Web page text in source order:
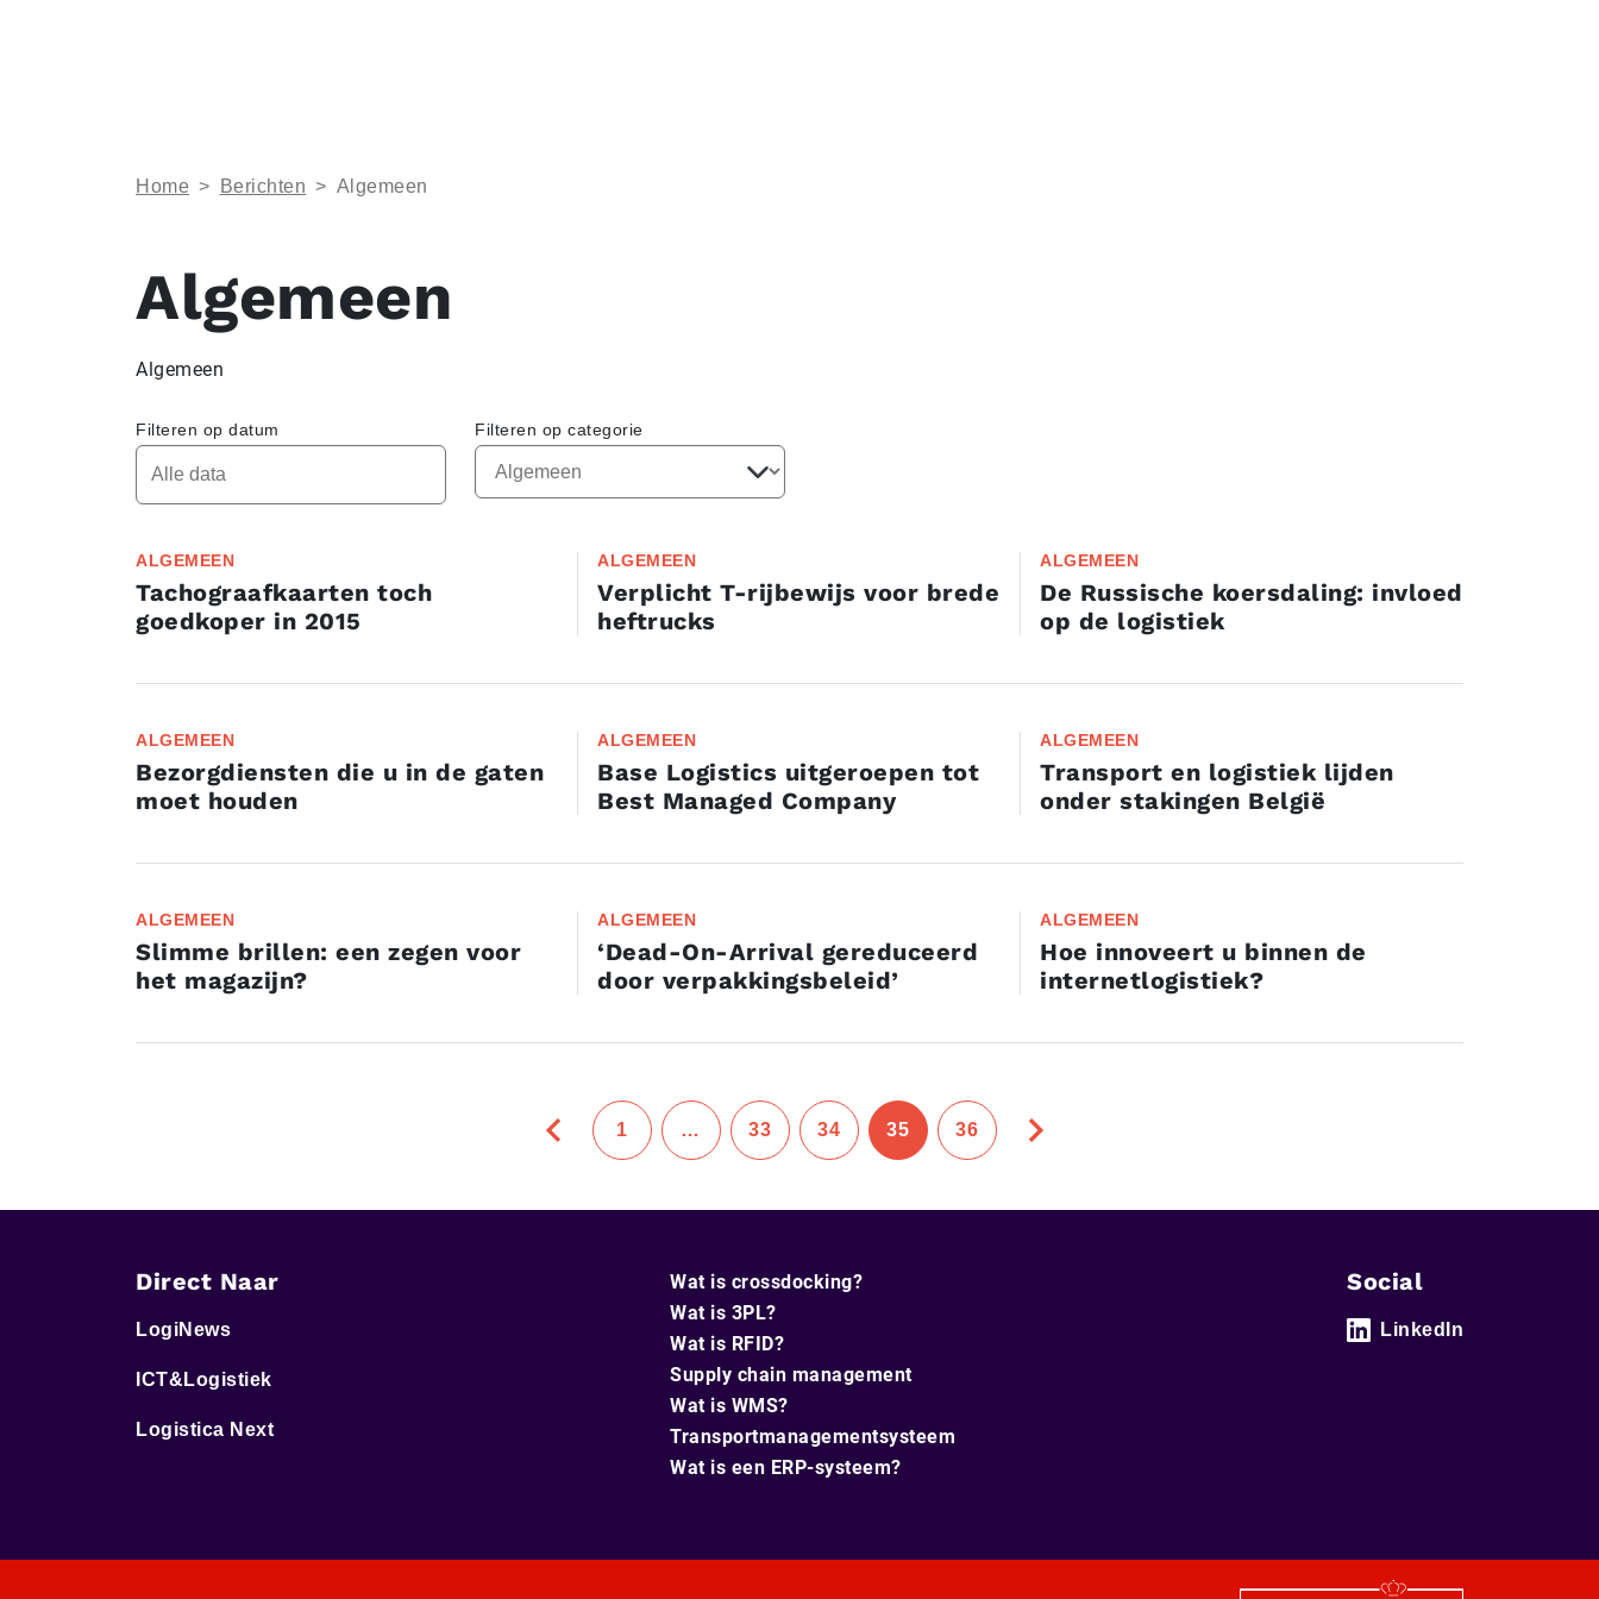
Home > Berichten > Algemeen
Algemeen
Algemeen
Filteren op datum Filteren op categorie
ALGEMEEN
Tachograafkaarten toch
goedkoper in 2015
ALGEMEEN
Verplicht T-rijbewijs voor brede
heftrucks
ALGEMEEN
De Russische koersdaling: invloed
op de logistiek
ALGEMEEN
Bezorgdiensten die u in de gaten
moet houden
ALGEMEEN
Base Logistics uitgeroepen tot
Best Managed Company
ALGEMEEN
Transport en logistiek lijden
onder stakingen België
ALGEMEEN
Slimme brillen: een zegen voor
het magazijn?
ALGEMEEN
‘Dead-On-Arrival gereduceerd
door verpakkingsbeleid’
ALGEMEEN
Hoe innoveert u binnen de
internetlogistiek?
1 … 33 34 35 36
Direct Naar
LogiNews
ICT&Logistiek
Logistica Next
Wat is crossdocking?
Wat is 3PL?
Wat is RFID?
Supply chain management
Wat is WMS?
Transportmanagementsysteem
Wat is een ERP-systeem?
Social
LinkedIn